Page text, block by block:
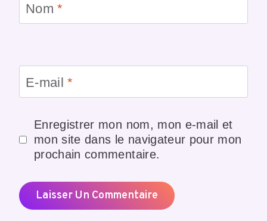
Nom*
E-mail*
Enregistrer mon nom, mon e-mail et
mon site dans le navigateur pour mon
prochain commentaire.